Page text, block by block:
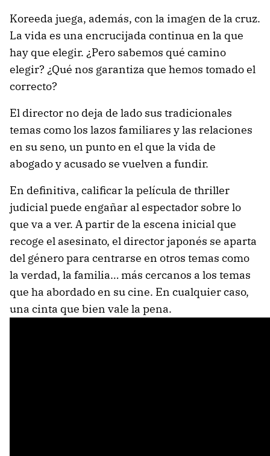
Koreeda juega, además, con la imagen de la cruz.
La vida es una encrucijada continua en la que
hay que elegir. ¿Pero sabemos qué camino
elegir? ¿Qué nos garantiza que hemos tomado el
correcto?
El director no deja de lado sus tradicionales
temas como los lazos familiares y las relaciones
en su seno, un punto en el que la vida de
abogado y acusado se vuelven a fundir.
En definitiva, calificar la película de thriller
judicial puede engañar al espectador sobre lo
que va a ver. A partir de la escena inicial que
recoge el asesinato, el director japonés se aparta
del género para centrarse en otros temas como
la verdad, la familia… más cercanos a los temas
que ha abordado en su cine. En cualquier caso,
una cinta que bien vale la pena.